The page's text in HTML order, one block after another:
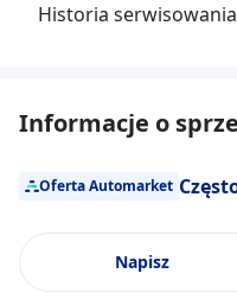
Historia serwisowania
Informacje o
Oferta Automarket
Napisz